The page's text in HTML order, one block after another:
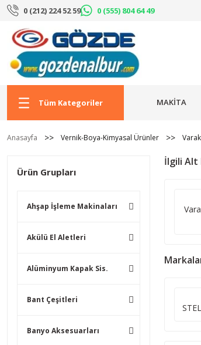
0 (212) 224 52 59 0 (555) 804 64 49
Tüm Kategoriler MAKİTA
Anasayfa Vernik-Boya-Kimyasal Ürünler
Ürün Grupları
Ahşap İşleme Makinaları
Akülü El Aletleri
Alüminyum Kapak Sis.
Bant Çeşitleri
Banyo Aksesuarları
İlgili